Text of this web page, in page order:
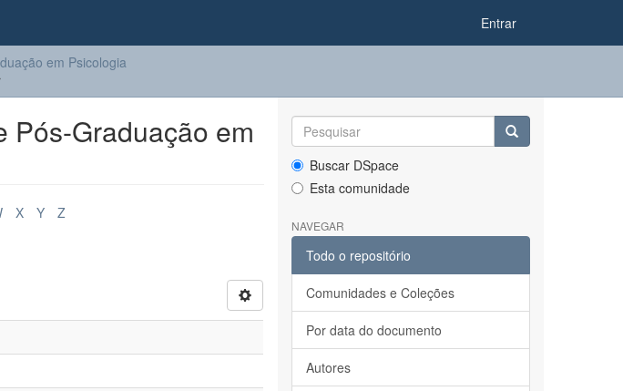
Entrar
em Psicologia
Pós-Graduação em
X Y Z
Buscar DSpace
Esta comunidade
NAVEGAR
Todo o repositório
Comunidades e Coleções
Por data do documento
Autores